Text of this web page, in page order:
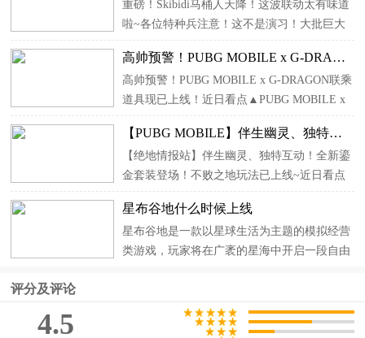
可解锁特工艾丽莎。 3、特工-暗影集团达成条
件为在单局...
重磅！Skibidi马桶人天降！这波联动太有味道
啦~各位特种兵注意！这不是演习！大批巨大
降，并且立志将Skibidi外星病毒感染全人类！
带妹赶紧跑到了幸存人类的阵地上，与队友们
并肩作战，奋力抵抗...
高帅预警！PUBG MOBILE x G-DRAGON联乘道具现已上线！
高帅预警！PUBG MOBILE x G-DRAGON联乘
道具现已上线！近日看点▲PUBG MOBILE x
活动，联乘套装、联乘专属动作等你来解锁
~▲ macabre Valentine 预售开启， 十连抽减免
券4折 即可拿下 ！还有 以...
【PUBG MOBILE】伴生幽灵、独特互动！全新鎏金套装登场！不败之地玩法已上线~
【绝地情报站】伴生幽灵、独特互动！全新鎏
金套装登场！不败之地玩法已上线~近日看点
幽灵 与 独特互动动画 的鎏金套装 诡宴魅灵套
装 登场！▲人气鎏金套装嗜血龙魇限时回归！
暗日恐翼飞...
星布谷地什么时候上线
星布谷地是一款以星球生活为主题的模拟经营
类游戏，玩家将在广袤的星海中开启一段自由
具布置，所有细节都可以根据个人喜好进行设
计，真正实现“属于...
评分及评论
4.5